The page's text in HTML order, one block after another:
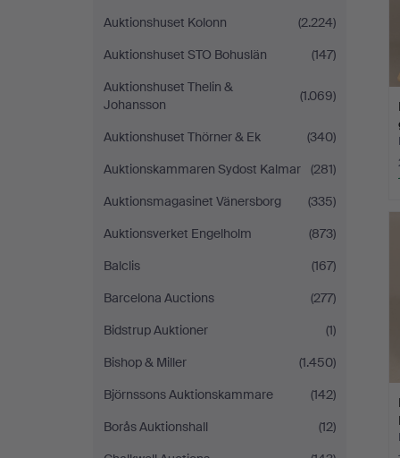
Auktionshuset Kolonn
(2.224)
Auktionshuset STO Bohuslän
(147)
Auktionshuset Thelin &
Johansson
(1.069)
Auktionshuset Thörner & Ek
(340)
Auktionskammaren Sydost Kalmar
(281)
Auktionsmagasinet Vänersborg
(335)
Auktionsverket Engelholm
(873)
Balclis
(167)
Barcelona Auctions
(277)
Bidstrup Auktioner
(1)
Bishop & Miller
(1.450)
Björnssons Auktionskammare
(142)
Borås Auktionshall
(12)